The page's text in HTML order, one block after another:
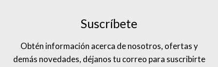
Suscríbete
Obtén información acerca de nosotros, ofertas y
demás novedades, déjanos tu correo para suscribirte